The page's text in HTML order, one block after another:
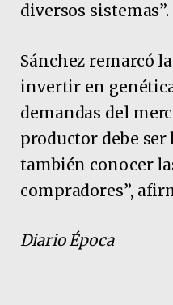
diversos sistemas”.
Sánchez remarcó
invertir en
demandas del
productor debe
también conocer
compradores”,
Diario Época